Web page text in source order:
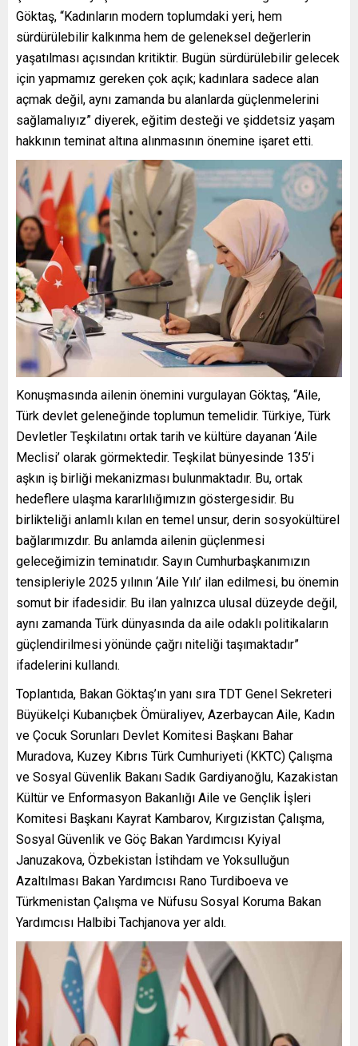
Göktaş, “Kadınların modern toplumdaki yeri, hem
sürdürülebilir kalkınma hem de geleneksel değerlerin
yaşatılması açısından kritiktir. Bugün sürdürülebilir gelecek
için yapmamız gereken çok açık; kadınlara sadece alan
açmak değil, aynı zamanda bu alanlarda güçlenmelerini
sağlamalıyız” diyerek, eğitim desteği ve şiddetsiz yaşam
hakkının teminat altına alınmasının önemine işaret etti.
Konuşmasında ailenin önemini vurgulayan Göktaş, “Aile,
Türk devlet geleneğinde toplumun temelidir. Türkiye, Türk
Devletler Teşkilatını ortak tarih ve kültüre dayanan ‘Aile
Meclisi’ olarak görmektedir. Teşkilat bünyesinde 135’i
aşkın iş birliği mekanizması bulunmaktadır. Bu, ortak
hedeflere ulaşma kararlılığımızın göstergesidir. Bu
birlikteliği anlamlı kılan en temel unsur, derin sosyokültürel
bağlarımızdır. Bu anlamda ailenin güçlenmesi
geleceğimizin teminatıdır. Sayın Cumhurbaşkanımızın
tensipleriyle 2025 yılının ‘Aile Yılı’ ilan edilmesi, bu önemin
somut bir ifadesidir. Bu ilan yalnızca ulusal düzeyde değil,
aynı zamanda Türk dünyasında da aile odaklı politikaların
güçlendirilmesi yönünde çağrı niteliği taşımaktadır”
ifadelerini kullandı.
Toplantıda, Bakan Göktaş’ın yanı sıra TDT Genel Sekreteri
Büyükelçi Kubanıçbek Ömüraliyev, Azerbaycan Aile, Kadın
ve Çocuk Sorunları Devlet Komitesi Başkanı Bahar
Muradova, Kuzey Kıbrıs Türk Cumhuriyeti (KKTC) Çalışma
ve Sosyal Güvenlik Bakanı Sadık Gardiyanoğlu, Kazakistan
Kültür ve Enformasyon Bakanlığı Aile ve Gençlik İşleri
Komitesi Başkanı Kayrat Kambarov, Kırgızistan Çalışma,
Sosyal Güvenlik ve Göç Bakan Yardımcısı Kyiyal
Januzakova, Özbekistan İstihdam ve Yoksulluğun
Azaltılması Bakan Yardımcısı Rano Turdiboeva ve
Türkmenistan Çalışma ve Nüfusu Sosyal Koruma Bakan
Yardımcısı Halbibi Tachjanova yer aldı.